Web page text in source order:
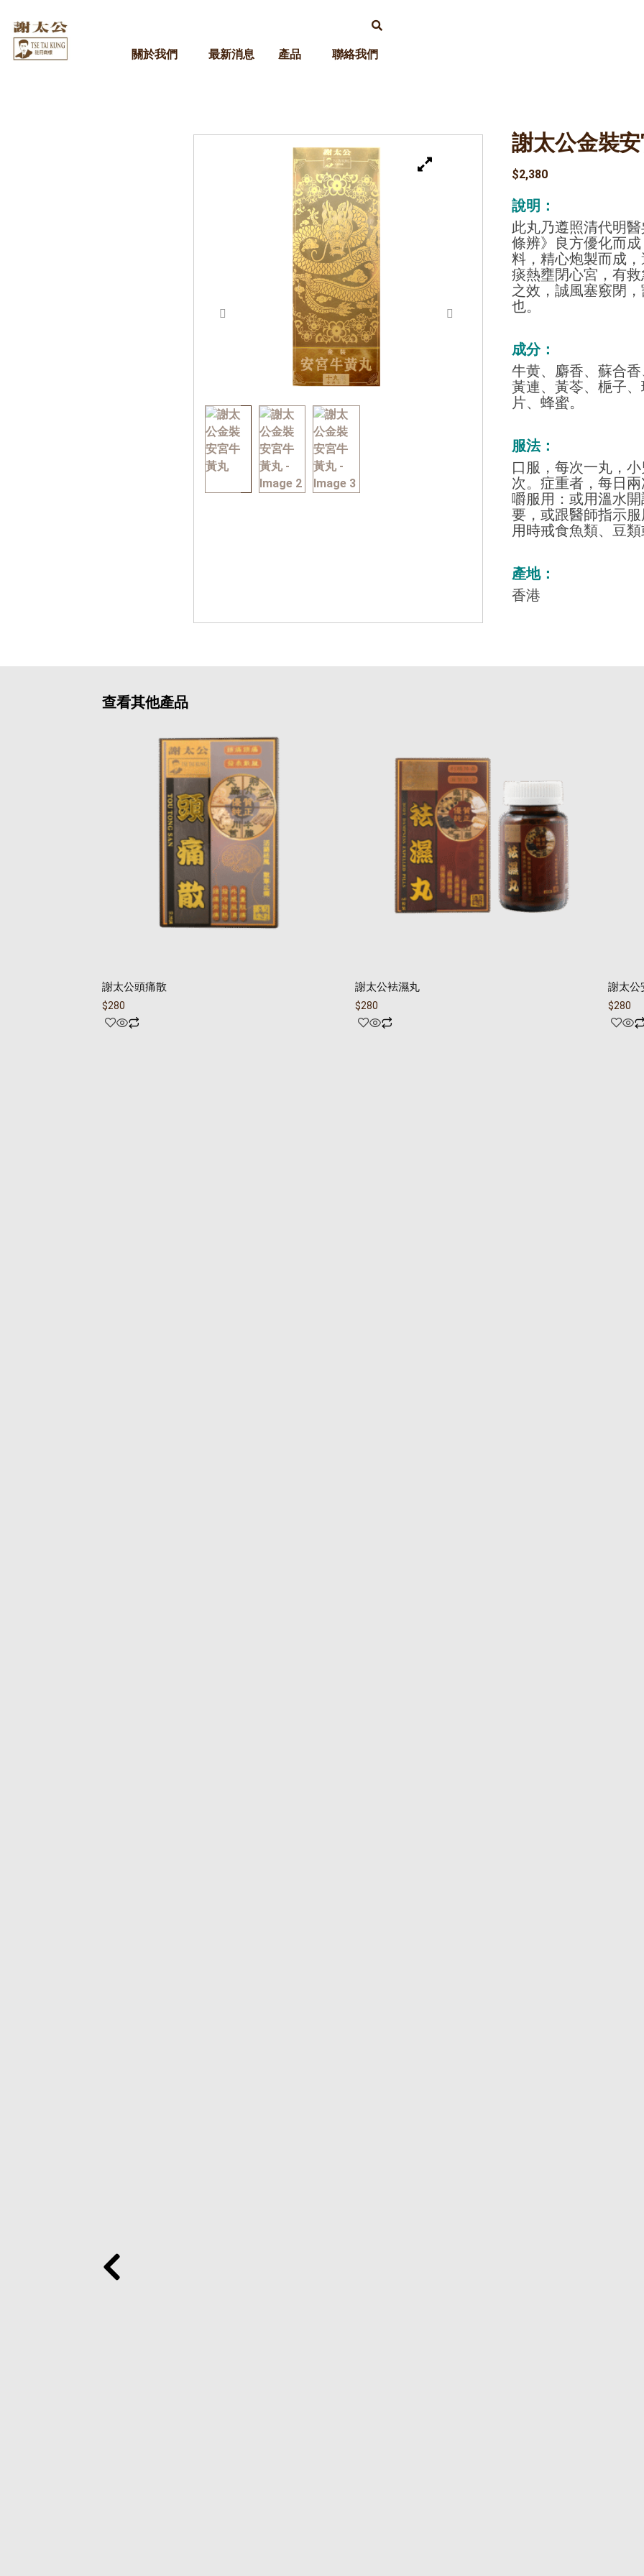
關於我們 最新消息 產品 聯絡我們
謝太公金裝
$2,380
說明：
此丸乃遵照清代明
條辨》良方優化而
料，精心炮製而成，
痰熱壅閉心宮，有
之效，誠風塞竅閉
也。
成分：
牛黄、麝香、蘇合香
黃連、黃苓、梔子
片、蜂蜜。
服法：
口服，每次一丸，
次。症重者，每日
嚼服用：或用溫水
要，或跟醫師指示
用時戒食魚類、豆類
產地：
香港
查看其他產品
謝太公頭痛散
$280
謝太公袪濕丸
$280
謝太公
$280